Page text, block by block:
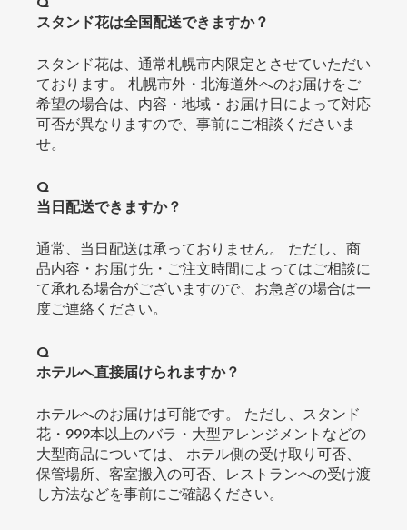
Q
スタンド花は全国配送できますか？
スタンド花は、通常札幌市内限定とさせていただい
ております。 札幌市外・北海道外へのお届けをご
希望の場合は、内容・地域・お届け日によって対応
可否が異なりますので、事前にご相談くださいま
せ。
Q
当日配送できますか？
通常、当日配送は承っておりません。 ただし、商
品内容・お届け先・ご注文時間によってはご相談に
て承れる場合がございますので、お急ぎの場合は一
度ご連絡ください。
Q
ホテルへ直接届けられますか？
ホテルへのお届けは可能です。 ただし、スタンド
花・999本以上のバラ・大型アレンジメントなどの
大型商品については、 ホテル側の受け取り可否、
保管場所、客室搬入の可否、レストランへの受け渡
し方法などを事前にご確認ください。